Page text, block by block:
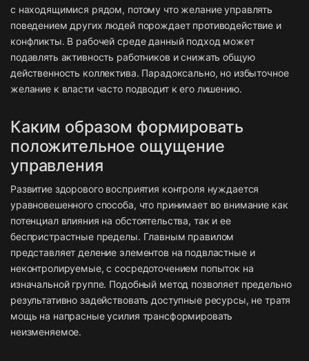
с находящимися рядом, потому что желание управлять
поведением других людей порождает противодействие и
конфликты. В рабочей среде данный подход может
подавлять активность работников и снижать общую
действенность коллектива. Парадоксально, но избыточное
желание к власти часто подводит к его лишению.
Каким образом формировать
положительное ощущение
управления
Развитие здорового восприятия контроля нуждается
уравновешенного способа, что принимает во внимание как
потенциал влияния на обстоятельства, так и ее
беспристрастные пределы. Главным правилом
представляет деление элементов на подвластные и
неконтролируемые, с сосредоточением попыток на
изначальной группе. Подобный метод позволяет предельно
результативно задействовать доступные ресурсы, не тратя
мощь на напрасные усилия трансформировать
неизменяемое.